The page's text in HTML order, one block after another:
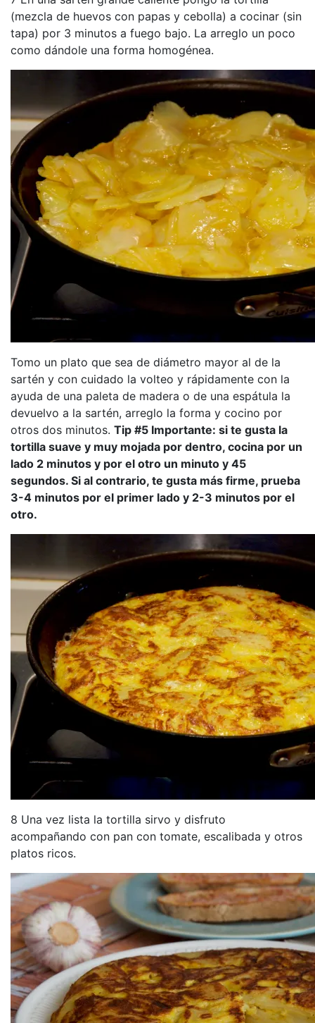
(mezcla de huevos con papas y cebolla) a cocinar (sin
tapa) por 3 minutos a fuego bajo. La arreglo un poco
como dándole una forma homogénea.
Tomo un plato que sea de diámetro mayor al de la
sartén y con cuidado la volteo y rápidamente con la
ayuda de una paleta de madera o de una espátula la
devuelvo a la sartén, arreglo la forma y cocino por
otros dos minutos. Tip #5 Importante: si te gusta la
tortilla suave y muy mojada por dentro, cocina por un
lado 2 minutos y por el otro un minuto y 45
segundos. Si al contrario, te gusta más firme, prueba
3-4 minutos por el primer lado y 2-3 minutos por el
otro.
8 Una vez lista la tortilla sirvo y disfruto
acompañando con pan con tomate, escalibada y otros
platos ricos.